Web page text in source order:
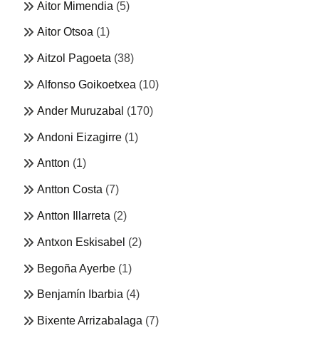
Aitor Mimendia (5)
Aitor Otsoa (1)
Aitzol Pagoeta (38)
Alfonso Goikoetxea (10)
Ander Muruzabal (170)
Andoni Eizagirre (1)
Antton (1)
Antton Costa (7)
Antton Illarreta (2)
Antxon Eskisabel (2)
Begoña Ayerbe (1)
Benjamín Ibarbia (4)
Bixente Arrizabalaga (7)